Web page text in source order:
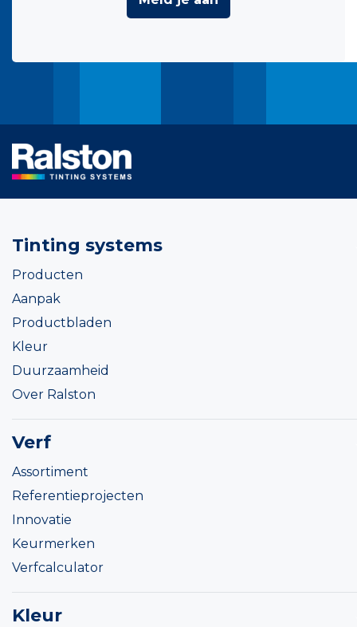
Tinting systems
Producten
Aanpak
Productbladen
Kleur
Duurzaamheid
Over Ralston
Verf
Assortiment
Referentieprojecten
Innovatie
Keurmerken
Verfcalculator
Kleur